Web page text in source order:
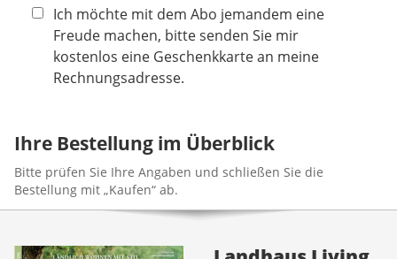
Ich möchte mit dem Abo jemandem eine
Freude machen, bitte senden Sie mir
kostenlos eine Geschenkkarte an meine
Rechnungsadresse.
Ihre Bestellung im Überblick
Bitte prüfen Sie Ihre Angaben und schließen Sie die
Bestellung mit „Kaufen“ ab.